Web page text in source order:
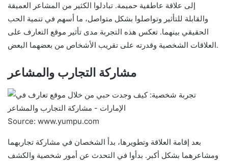
إلى علاقة عاطفية حميمة. تبادلوا الكثير من المشاعر العميقة
والقابلة للتأثير وتواصلوا بشكل متواصل، ما أسهم في تنمية الحب
الحقيقي بينهما. تعكس هذه التجربة مدى تأثير موقع التعارف على
العلاقات الشخصية وقدرته على تقريب الأشخاص من بعضهما البعض.
مشاركة التجارب والمشاعر
Source: www.yumpu.com
بعد إقامة العلاقة وتطويرها، بدأ الشخصان في مشاركة تجاربهما
ومشاعرهما بشكل أكبر. بدأوا في التحدث عن أمور شخصية والكشف